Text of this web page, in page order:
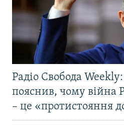
Радіо Свобода
пояснив, чому війна
– це «протистояння